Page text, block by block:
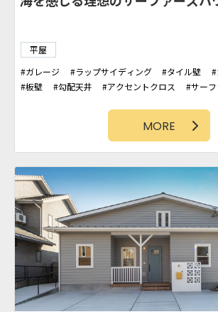
平屋
ガレージ
ラップサイディング タイル壁
板壁
勾配天井 アクセントクロス サー
MORE